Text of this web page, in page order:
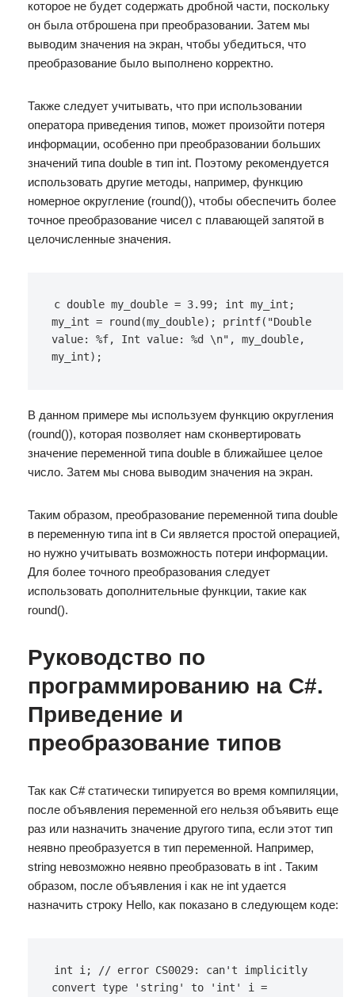
которое не будет содержать дробной части, поскольку
он была отброшена при преобразовании. Затем мы
выводим значения на экран, чтобы убедиться, что
преобразование было выполнено корректно.
Также следует учитывать, что при использовании
оператора приведения типов, может произойти потеря
информации, особенно при преобразовании больших
значений типа double в тип int. Поэтому рекомендуется
использовать другие методы, например, функцию
номерное округление (round()), чтобы обеспечить более
точное преобразование чисел с плавающей запятой в
целочисленные значения.
c double my_double = 3.99; int my_int;
my_int = round(my_double); printf("Double
value: %f, Int value: %d \n", my_double,
my_int);
В данном примере мы используем функцию округления
(round()), которая позволяет нам сконвертировать
значение переменной типа double в ближайшее целое
число. Затем мы снова выводим значения на экран.
Таким образом, преобразование переменной типа double
в переменную типа int в Си является простой операцией,
но нужно учитывать возможность потери информации.
Для более точного преобразования следует
использовать дополнительные функции, такие как
round().
Руководство по
программированию на C#.
Приведение и
преобразование типов
Так как C# статически типируется во время компиляции,
после объявления переменной его нельзя объявить еще
раз или назначить значение другого типа, если этот тип
неявно преобразуется в тип переменной. Например,
string невозможно неявно преобразовать в int . Таким
образом, после объявления i как не int удается
назначить строку Hello, как показано в следующем коде:
int i; // error CS0029: can't implicitly
convert type 'string' to 'int' i =